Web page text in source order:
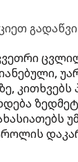
კითხვებს